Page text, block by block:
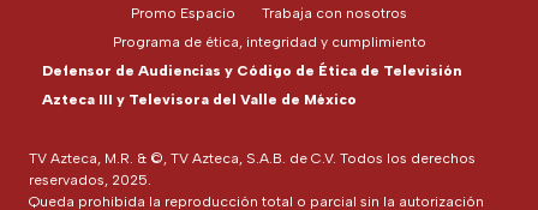
TV Azteca, M.R. & ©, TV Azteca, S.A.B. de C.V. Todos los derechos
reservados, 2025.
Queda prohibida la reproducción total o parcial sin la autorización
Promo Espacio
Trabaja con nosotros
Programa de ética, integridad y cumplimiento
Defensor de Audiencias y Código de Ética de Televisión
Azteca III y Televisora del Valle de México